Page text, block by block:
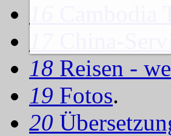
18 Reisen -
19 Fotos.
20